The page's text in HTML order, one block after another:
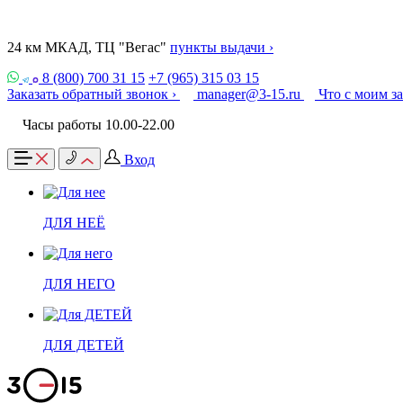
24 км МКАД, ТЦ "Вегас" пункты выдачи ›
8 (800) 700 31 15 +7 (965) 315 03 15
Заказать обратный звонок ›
manager@3-15.ru
Что с моим
Часы работы 10.00-22.00
Вход
ДЛЯ НЕЁ
ДЛЯ НЕГО
ДЛЯ ДЕТЕЙ